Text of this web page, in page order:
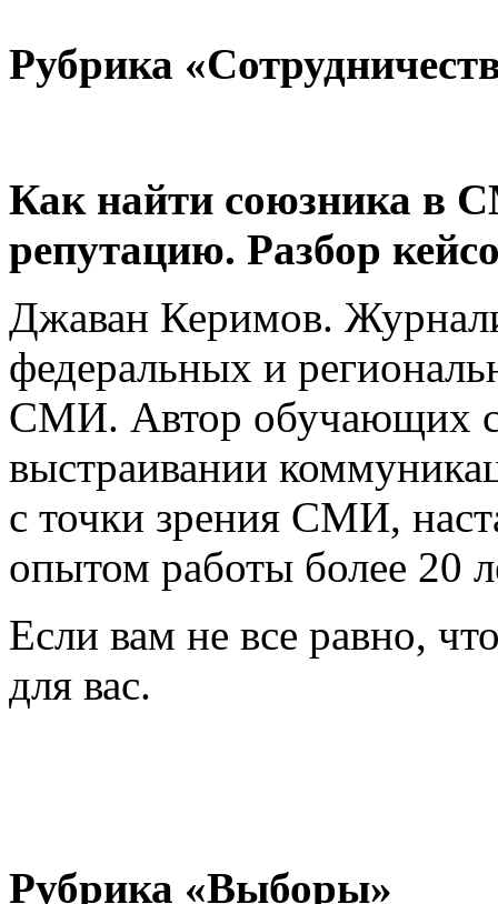
Рубрика «
Как найти союзника в
репутацию. Разбор
Джаван Керимов.
федеральных и
СМИ. Автор обучающих
выстраивании
с точки зрения СМИ,
опытом работы более 20
Если вам не все равно,
для вас.
Рубрика «Выборы»